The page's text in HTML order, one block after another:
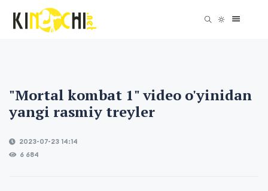
"Mortal kombat 1" video o'yinidan
yangi rasmiy treyler
2023-07-23 14:14
6 684